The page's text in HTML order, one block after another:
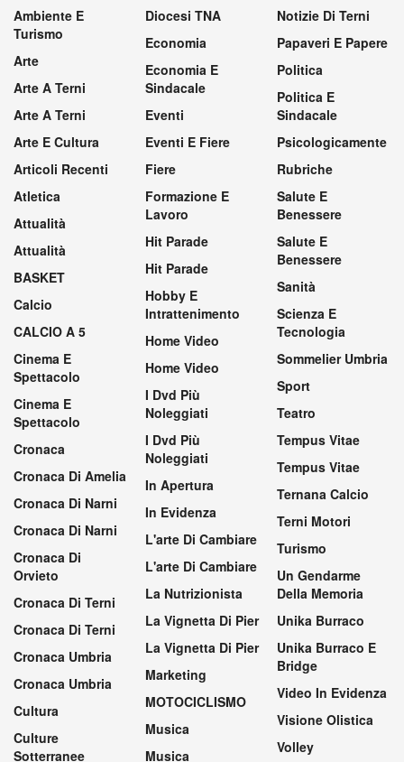
Ambiente E
Turismo
Arte
Arte A Terni
Arte A Terni
Arte E Cultura
Articoli Recenti
Atletica
Attualità
Attualità
BASKET
Calcio
CALCIO A 5
Cinema E
Spettacolo
Cinema E
Spettacolo
Cronaca
Cronaca Di Amelia
Cronaca Di Narni
Cronaca Di Narni
Cronaca Di
Orvieto
Cronaca Di Terni
Cronaca Di Terni
Cronaca Umbria
Cronaca Umbria
Cultura
Culture
Sotterranee
Diocesi TNA
Economia
Economia E
Sindacale
Eventi
Eventi E Fiere
Fiere
Formazione E
Lavoro
Hit Parade
Hit Parade
Hobby E
Intrattenimento
Home Video
Home Video
I Dvd Più
Noleggiati
I Dvd Più
Noleggiati
In Apertura
In Evidenza
L'arte Di Cambiare
L'arte Di Cambiare
La Nutrizionista
La Vignetta Di Pier
La Vignetta Di Pier
Marketing
MOTOCICLISMO
Musica
Musica
Notizie Di Terni
Papaveri E Papere
Politica
Politica E
Sindacale
Psicologicamente
Rubriche
Salute E
Benessere
Salute E
Benessere
Sanità
Scienza E
Tecnologia
Sommelier Umbria
Sport
Teatro
Tempus Vitae
Tempus Vitae
Ternana Calcio
Terni Motori
Turismo
Un Gendarme
Della Memoria
Unika Burraco
Unika Burraco E
Bridge
Video In Evidenza
Visione Olistica
Volley